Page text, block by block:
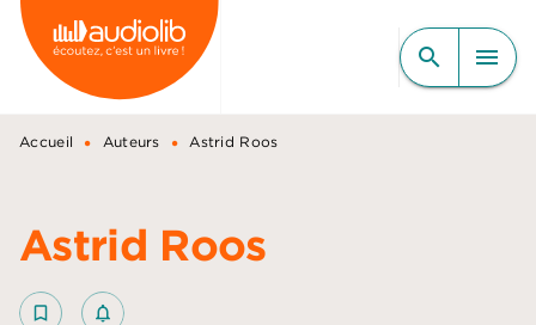
MENU RECHERCHE
CONTENU
PIED DE PAGE
search menu
Accueil • Auteurs • Astrid Roos
Astrid Roos
bookmark_border notifications_none_outlined